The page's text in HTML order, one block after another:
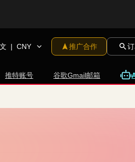
| CNY 推广合作
推特账号 谷歌Gmail邮箱 A